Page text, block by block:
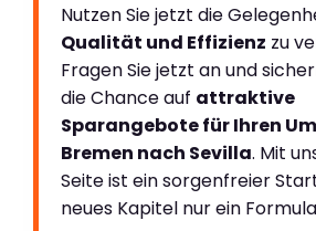
Nutzen Sie jetzt die
Qualität und Effizienz zu
Fragen Sie jetzt an und
die Chance auf attraktive
Sparangebote für Ihren
Bremen nach Sevilla. Mit
Seite ist ein sorgenfreier
neues Kapitel nur ein